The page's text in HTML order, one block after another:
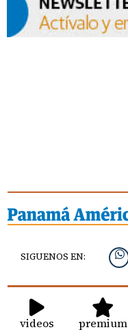
SIGUENOS EN:
videos premium